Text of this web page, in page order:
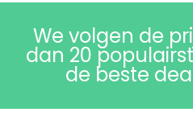
We volgen de
dan 20
de beste